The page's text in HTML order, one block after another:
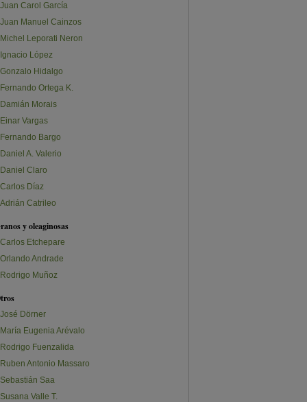
Juan Carol García
Juan Manuel Cainzos
Michel Leporati Neron
Ignacio López
Gonzalo Hidalgo
Fernando Ortega K.
Damián Morais
Einar Vargas
Fernando Bargo
Daniel A. Valerio
Daniel Claro
Carlos Díaz
Adrián Catrileo
y oleaginosas
Carlos Etchepare
Orlando Andrade
Rodrigo Muñoz
José Dörner
María Eugenia Arévalo
Rodrigo Fuenzalida
Ruben Antonio Massaro
Sebastián Saa
Susana Valle T.